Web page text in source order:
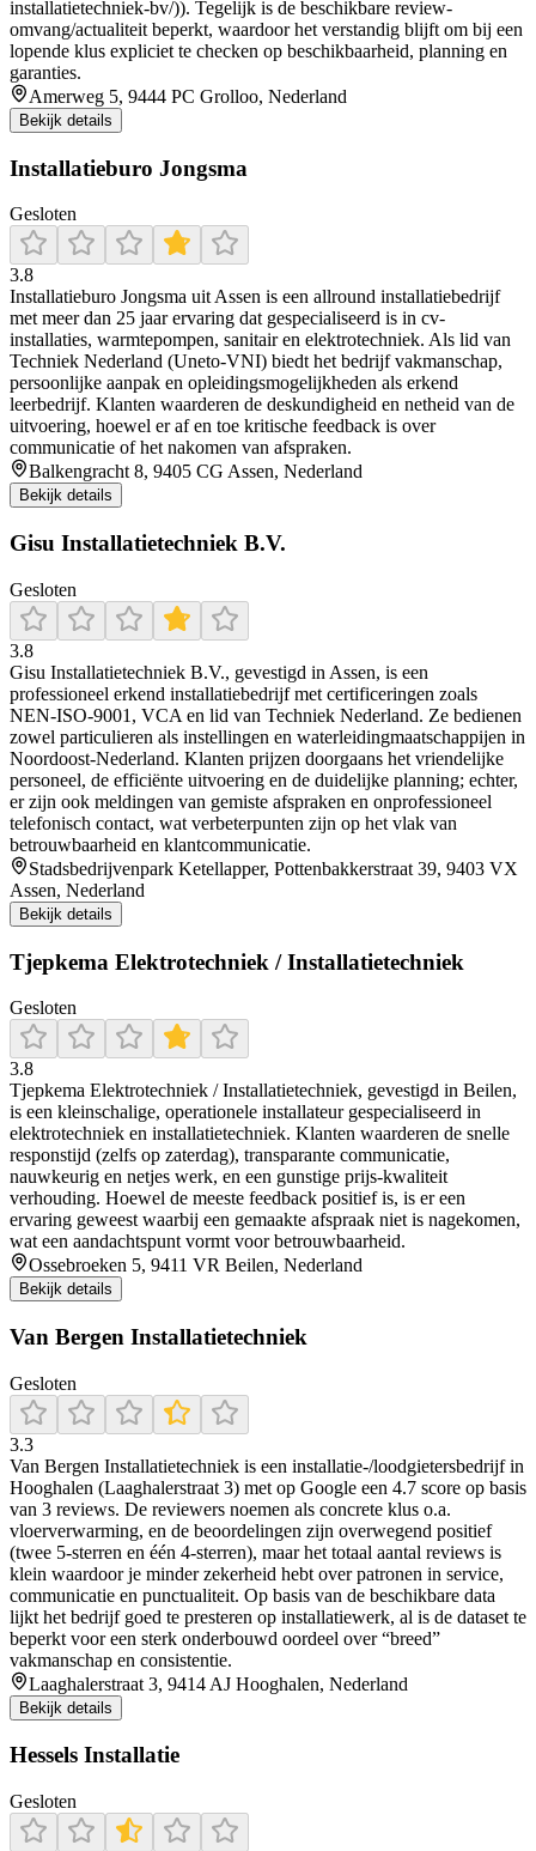
installatietechniek-bv/)). Tegelijk is de beschikbare review-
omvang/actualiteit beperkt, waardoor het verstandig blijft om bij een
lopende klus expliciet te checken op beschikbaarheid, planning en
garanties.
Amerweg 5, 9444 PC Grolloo, Nederland
Bekijk details
Installatieburo Jongsma
Gesloten
3.8
Installatieburo Jongsma uit Assen is een allround installatiebedrijf
met meer dan 25 jaar ervaring dat gespecialiseerd is in cv-
installaties, warmtepompen, sanitair en elektrotechniek. Als lid van
Techniek Nederland (Uneto‑VNI) biedt het bedrijf vakmanschap,
persoonlijke aanpak en opleidingsmogelijkheden als erkend
leerbedrijf. Klanten waarderen de deskundigheid en netheid van de
uitvoering, hoewel er af en toe kritische feedback is over
communicatie of het nakomen van afspraken.
Balkengracht 8, 9405 CG Assen, Nederland
Bekijk details
Gisu Installatietechniek B.V.
Gesloten
3.8
Gisu Installatietechniek B.V., gevestigd in Assen, is een
professioneel erkend installatiebedrijf met certificeringen zoals
NEN‑ISO‑9001, VCA en lid van Techniek Nederland. Ze bedienen
zowel particulieren als instellingen en waterleidingmaatschappijen in
Noordoost-Nederland. Klanten prijzen doorgaans het vriendelijke
personeel, de efficiënte uitvoering en de duidelijke planning; echter,
er zijn ook meldingen van gemiste afspraken en onprofessioneel
telefonisch contact, wat verbeterpunten zijn op het vlak van
betrouwbaarheid en klantcommunicatie.
Stadsbedrijvenpark Ketellapper, Pottenbakkerstraat 39, 9403 VX
Assen, Nederland
Bekijk details
Tjepkema Elektrotechniek / Installatietechniek
Gesloten
3.8
Tjepkema Elektrotechniek / Installatietechniek, gevestigd in Beilen,
is een kleinschalige, operationele installateur gespecialiseerd in
elektrotechniek en installatietechniek. Klanten waarderen de snelle
responstijd (zelfs op zaterdag), transparante communicatie,
nauwkeurig en netjes werk, en een gunstige prijs‑kwaliteit
verhouding. Hoewel de meeste feedback positief is, is er een
ervaring geweest waarbij een gemaakte afspraak niet is nagekomen,
wat een aandachtspunt vormt voor betrouwbaarheid.
Ossebroeken 5, 9411 VR Beilen, Nederland
Bekijk details
Van Bergen Installatietechniek
Gesloten
3.3
Van Bergen Installatietechniek is een installatie-/loodgietersbedrijf in
Hooghalen (Laaghalerstraat 3) met op Google een 4.7 score op basis
van 3 reviews. De reviewers noemen als concrete klus o.a.
vloerverwarming, en de beoordelingen zijn overwegend positief
(twee 5-sterren en één 4-sterren), maar het totaal aantal reviews is
klein waardoor je minder zekerheid hebt over patronen in service,
communicatie en punctualiteit. Op basis van de beschikbare data
lijkt het bedrijf goed te presteren op installatiewerk, al is de dataset te
beperkt voor een sterk onderbouwd oordeel over “breed”
vakmanschap en consistentie.
Laaghalerstraat 3, 9414 AJ Hooghalen, Nederland
Bekijk details
Hessels Installatie
Gesloten